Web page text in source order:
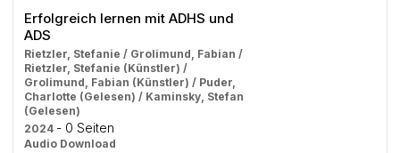
Erfolgreich lernen mit ADHS und
ADS
Rietzler, Stefanie / Grolimund, Fabian /
Rietzler, Stefanie (Künstler) /
Grolimund, Fabian (Künstler) / Puder,
Charlotte (Gelesen) / Kaminsky, Stefan
(Gelesen)
2024 - 0 Seiten
Audio Download